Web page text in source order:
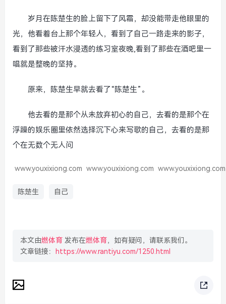
岁月在陈楚生的脸上留下了风霜，却没能带走他眼里的
光，他看着台上那个年轻人，看到了自己一路走来的影子，
看到了那些被汗水浸透的练习室夜晚,看到了那些在酒吧里一
唱就是整晚的坚持。
原来，陈楚生早就去看了“陈楚生”。
他去看的是那个从未放弃初心的自己，去看的是那个在
浮躁的娱乐圈里依然选择沉下心来写歌的自己，去看的是那
个在无数个无人问
www.youxixiong.com www.youxixiong.com www.youxixiong.com
陈楚生 自己
本文由燃体育 发布在燃体育，如有疑问，请联系我们。
文章链接：
https://www.rantiyu.com/1250.html